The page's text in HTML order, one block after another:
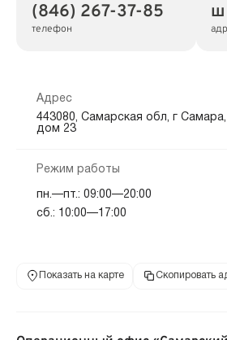
(846) 267-37-85
телефон
ш
Адрес
443080, Самарская обл, г
дом 23
Режим работы
пн.—пт.: 09:00—20:00
сб.: 10:00—17:00
Показать на карте Скопировать